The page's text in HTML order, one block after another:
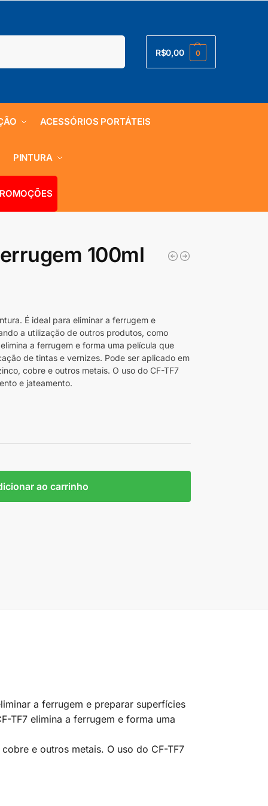
R$0,00 0
ACESSÓRIOS PORTÁTEIS
PINTURA
100ml
É ideal para eliminar a ferrugem e
a utilização de outros produtos, como
a ferrugem e forma uma película que
de tintas e vernizes. Pode ser aplicado em
cobre e outros metais. O uso do CF-TF7
e jateamento.
ao carrinho
a ferrugem e preparar superfícies
TF7 elimina a ferrugem e forma uma
e outros metais. O uso do CF-TF7